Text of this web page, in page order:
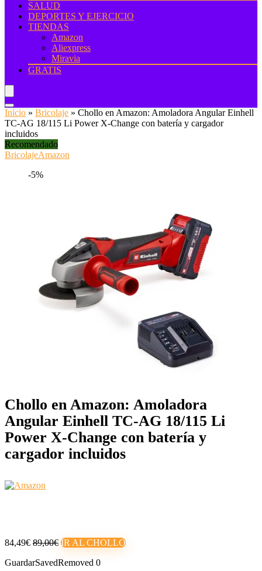
SALUD
DEPORTES Y EJERCICIO
TIENDAS
Amazon
Aliexpress
Miravia
GRATIS
Inicio » Bricolaje » Chollo en Amazon: Amoladora Angular Einhell
TC‑AG 18/115 Li Power X‑Change con batería y cargador
incluidos
Recomendado
BricolajeAmazon
-5%
Chollo en Amazon: Amoladora
Angular Einhell TC‑AG 18/115 Li
Power X‑Change con batería y
cargador incluidos
84,49€ 89,00€ IR AL CHOLLO
GuardarSavedRemoved 0